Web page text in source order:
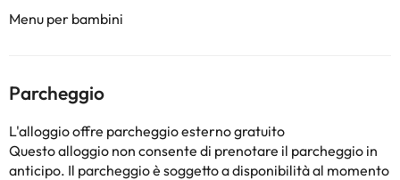
Menu per bambini
Parcheggio
L'alloggio offre parcheggio esterno gratuito
Questo alloggio non consente di prenotare il parcheggio in
anticipo. Il parcheggio è soggetto a disponibilità al momento